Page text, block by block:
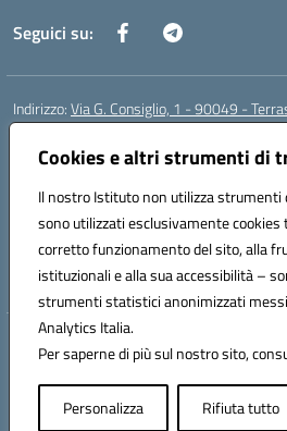
Cookies e altri strumenti di
Il nostro Istituto non utilizza strumenti
sono utilizzati esclusivamente cookies
corretto funzionamento del sito, alla
istituzionali e alla sua accessibilità –
strumenti statistici anonimizzati
Analytics Italia.
Per saperne di più sul nostro sito,
Personalizza Rifiuta tutto
Seguici su:
Indirizzo:Via G. Consiglio, 1 - 90049 -
Centralino:
Posta elettronica certificata (PEC):
Codice fiscale: 80025710825
Codice meccanografico:PAIC88700D
Codice Indice delle Pubbliche
Codice unico di fatturazione (CUF): UF7LHF
Hosting & Powered by
Concept & Design by